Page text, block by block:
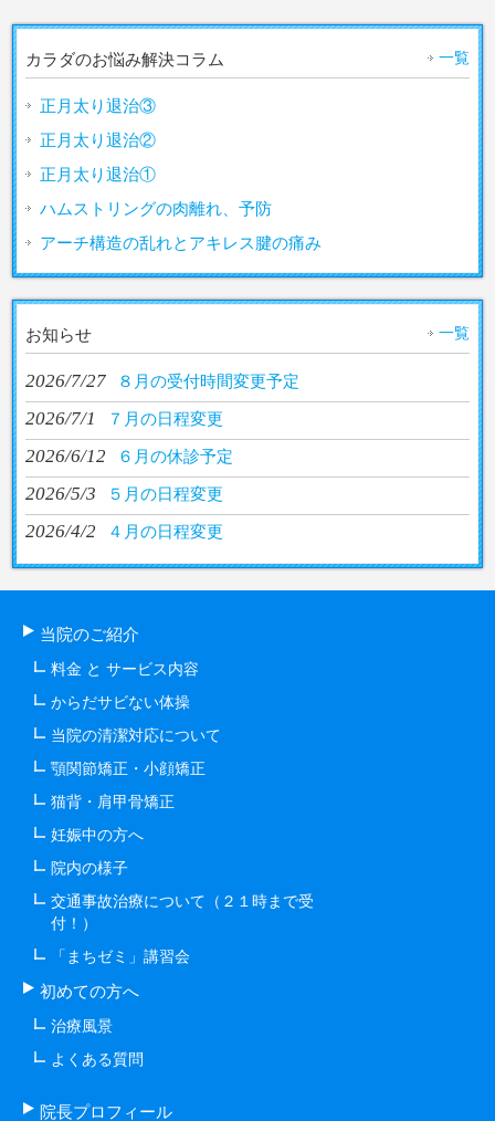
カラダのお悩み解決コラム 一覧
正月太り退治③
正月太り退治②
正月太り退治①
ハムストリングの肉離れ、予防
アーチ構造の乱れとアキレス腱の痛み
お知らせ 一覧
2026/7/27 ８月の受付時間変更予定
2026/7/1 ７月の日程変更
2026/6/12 ６月の休診予定
2026/5/3 ５月の日程変更
2026/4/2 ４月の日程変更
当院のご紹介
料金 と サービス内容
からだサビない体操
当院の清潔対応について
顎関節矯正・小顔矯正
猫背・肩甲骨矯正
妊娠中の方へ
院内の様子
交通事故治療について（２１時まで受
付！）
「まちゼミ」講習会
初めての方へ
治療風景
よくある質問
院長プロフィール